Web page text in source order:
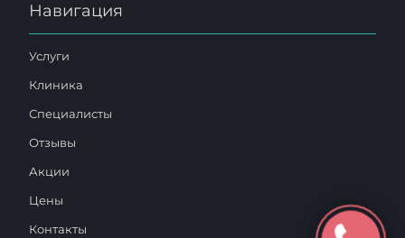
Навигация
Услуги
Клиника
Специалисты
Отзывы
Акции
Цены
Контакты